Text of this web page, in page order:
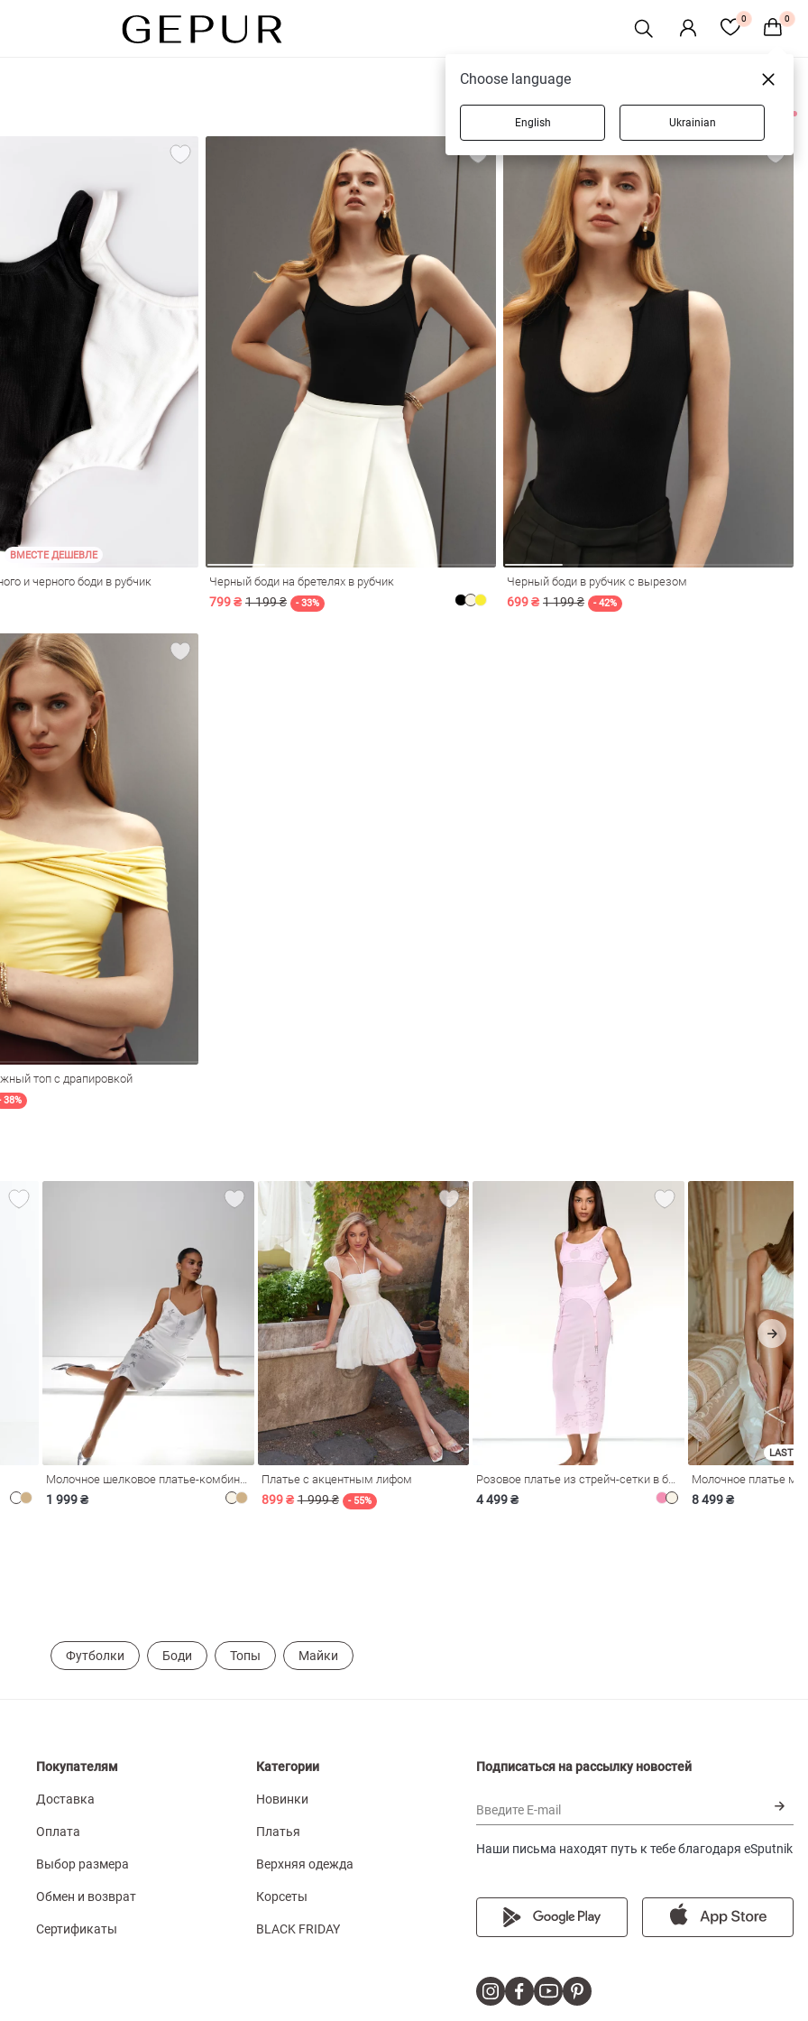
0 0
6 товаров
ВМЕСТЕ ДЕШЕВЛЕ
и черного боди в рубчик Черный боди на бретелях в рубчик
799 ₴ 1 199 ₴ - 33%
Черный боди в рубчик с вырезом
699 ₴ 1 199 ₴ - 42%
топ с драпировкой
38%
1 999 ₴
Платье с акцентным лифом
899 ₴ 1 999 ₴ - 55% 4 499 ₴
LAST
8 499 ₴
Футболки Боди Топы Майки
Покупателям
Доставка
Оплата
Выбор размера
Обмен и возврат
Сертификаты
Категории
Новинки
Платья
Верхняя одежда
Корсеты
BLACK FRIDAY
Подписаться на рассылку новостей
Введите E-mail
Наши письма находят путь к тебе благодаря eSputnik
Choose language
English Ukrainian